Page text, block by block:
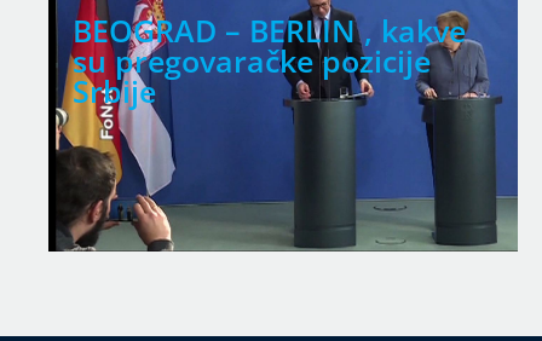
BEOGRAD – BERLIN , kakve
su pregovaračke pozicije
Srbije